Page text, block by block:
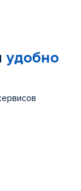
удобно